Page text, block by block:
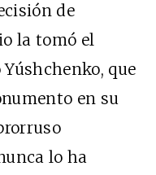
de
la tomó el
que
en su
lo ha